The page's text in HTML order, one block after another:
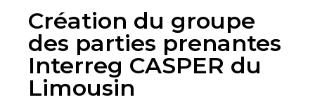
Création du groupe
des parties prenantes
Interreg CASPER du
Limousin